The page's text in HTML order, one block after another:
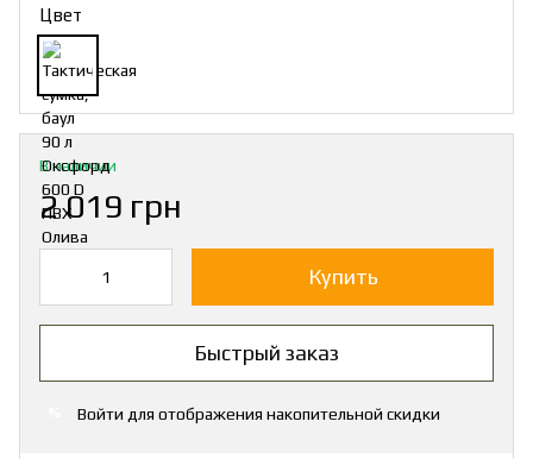
Цвет
В наличии
2 019 грн
Купить
Быстрый заказ
Войти для отображения накопительной скидки